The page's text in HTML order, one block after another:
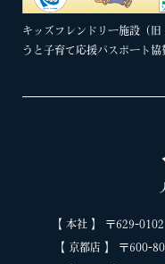
キッズフレンドリー施設（旧
うと子育て応援パスポート協
【 本社 】 〒629-
【 京都店 】 〒600-